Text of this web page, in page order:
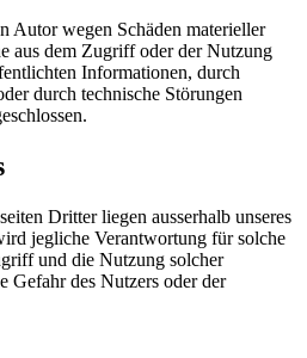
Autor wegen Schäden materieller
aus dem Zugriff oder der Nutzung
Informationen, durch
durch technische Störungen
Dritter liegen ausserhalb unseres
jegliche Verantwortung für solche
und die Nutzung solcher
Gefahr des Nutzers oder der